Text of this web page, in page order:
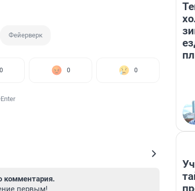
Фейерверк
0 0 0
комментария.
первым!